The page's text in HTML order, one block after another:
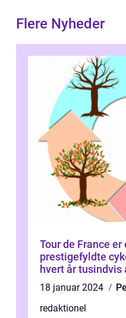
Flere Nyheder
Tour de France
prestigefyldte
hvert år
fra hele verden
18 januar 2024
redaktionel